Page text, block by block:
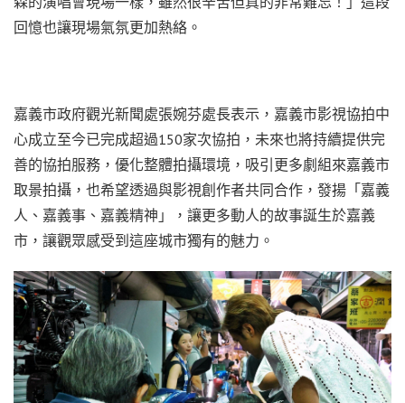
回憶也讓現場氣氛更加熱絡。
嘉義市政府觀光新聞處張婉芬處長表示，嘉義市影視協拍中
心成立至今已完成超過150家次協拍，未來也將持續提供完
善的協拍服務，優化整體拍攝環境，吸引更多劇組來嘉義市
取景拍攝，也希望透過與影視創作者共同合作，發揚「嘉義
人、嘉義事、嘉義精神」，讓更多動人的故事誕生於嘉義
市，讓觀眾感受到這座城市獨有的魅力。